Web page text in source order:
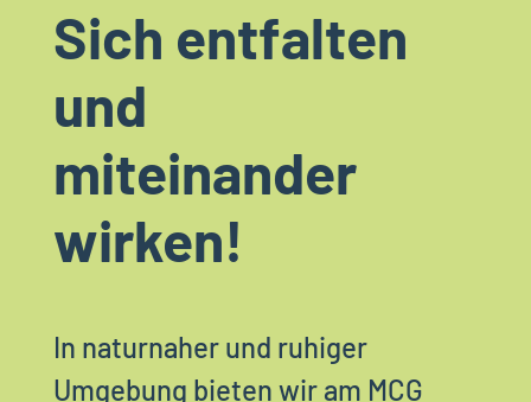
Sich entfalten
und
miteinander
wirken!
In naturnaher und ruhiger
Umgebung bieten wir am MCG